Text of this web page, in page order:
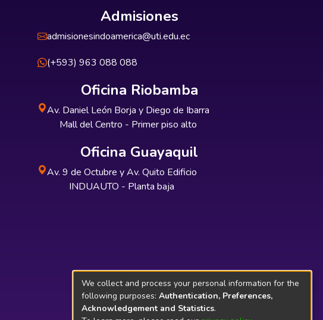
Admisiones
admisionesindoamerica@uti.edu.ec
(+593) 963 088 088
Oficina Riobamba
Av. Daniel León Borja y Diego de Ibarra
Mall del Centro - Primer piso alto
Oficina Guayaquil
Av. 9 de Octubre y Av. Quito Edificio
INDUAUTO - Planta baja
We collect and process your personal information for the
following purposes: Authentication, Preferences,
Acknowledgement and Statistics.